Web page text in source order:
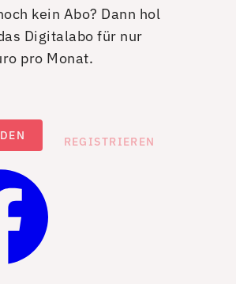
kein Abo? Dann hol
Digitalabo für nur
pro Monat.
REGISTRIEREN